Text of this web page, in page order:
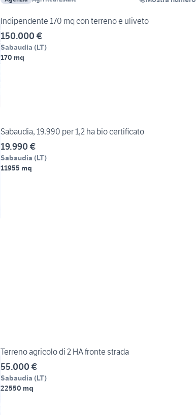
Indipendente 170 mq con terreno e uliveto
150.000 €
Sabaudia (LT)
170 mq
Sabaudia, 19.990 per 1,2 ha bio certificato
19.990 €
Sabaudia (LT)
11955 mq
Terreno agricolo di 2 HA fronte strada
55.000 €
Sabaudia (LT)
22550 mq